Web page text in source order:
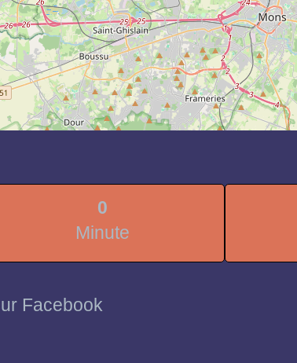
0
Minute
Facebook